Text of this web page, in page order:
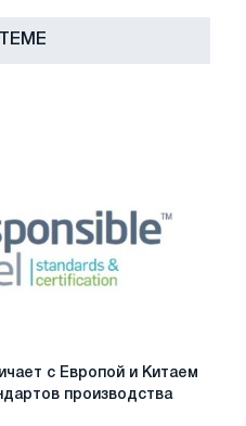
с Европой и Китаем
производства